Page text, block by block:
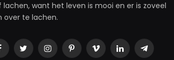
lachen, want het leven is mooi en er is zoveel
over te lachen.
TwitterInstagramPinterestVimeoLinkedInTelegram